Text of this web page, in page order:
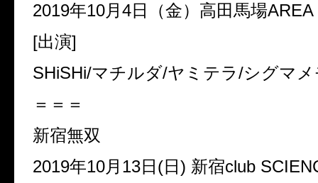
2019年10月 4日（金）高田馬場AREA
[出演]
SHiSHi/マチルダ/ヤミテラ/シグマ
＝＝＝
新宿無双
2019年10月 13日 (日 ) 新宿club